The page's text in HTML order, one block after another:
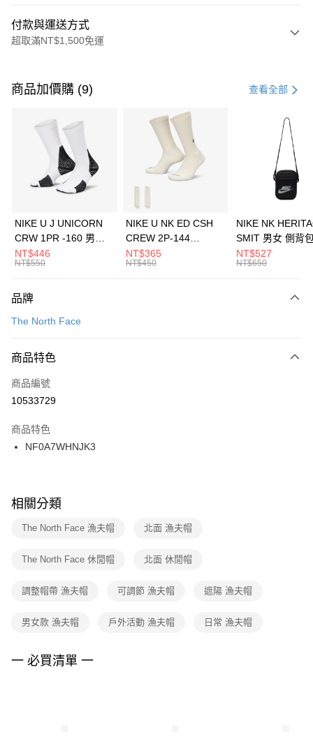
付款與運送方式
超取滿NT$1,500免運
信用卡一次付款
3 期 0 利率 每期 21家銀行
合作金庫商業銀行
第一商業銀行
華南商業銀行
彰化商業銀行
上海商業儲蓄銀行
元大商業銀行
台灣樂天信用卡公司
Apple Pay
全盈+PAY
AFTEE先享後付
【關於「AFTEE先享後付」】
便利好安心！
３．安心：先確認商品／服務後，再付款。
【「AFTEE先享後付」結帳流程】
１．於結帳方式選擇「AFTEE先享後付」後，將跳轉至「AFTEE先享後付」
２．訂單成立數日內，您將收到繳費通知簡訊。
３．收到繳費通知簡訊後14天內，點擊此簡訊中的連結，可透過四大超商／
ATM／網路銀行／等多元方式進行付款，方視為交易完成。
※ 交易是否成功請以「AFTEE先享後付 」之結帳頁面顯示為準，若有關於
是否繳費成功／繳費後需取消欲退款等相關疑問，請聯繫「AFTEE先享後付
客戶支援中心」https://netprotections.freshdesk.com/support/home
１．透過由恩沛科技股份有限公司提供之「AFTEE先享後付」服務完成之交
權轉讓予恩沛科技股份有限公司。
３．未成年的使用者請事先徵得法定代理人或監護人之同意方可使用
４．使用「AFTEE先享後付」時，將依據個別帳號之用戶狀況，依本公司即
運送方式
每筆NT$100，滿NT$1,500(含以上)免運費
宅配
每筆NT$100，滿NT$1,500(含以上)免運費
付款後門市自取
每筆NT$100，滿NT$1,500(含以上)免運費
商品加價購 (9) 查看全部
NIKE U J UNICORN
CRW 1PR -160 男女
中統襪 FZ3393100
NT$446
NT$550
NIKE U NK ED CSH
CREW 2P-144
EMBRDY 男女 短統襪
FZ3073133
NT$365
NT$450
NIKE NK
SMIT 男女 側背
BA5871010
NT$527
NT$650
品牌
The North Face
商品特色
商品編號
10533729
商品特色
NF0A7WHNJK3
相關分類
The North Face 漁夫帽 北面 漁夫帽
The North Face 休閒帽 北面 休閒帽
調整帽帶 漁夫帽 可調節 漁夫帽 遮陽 漁夫帽
男女款 漁夫帽 戶外活動 漁夫帽 日常 漁夫帽
一 必買清單 一